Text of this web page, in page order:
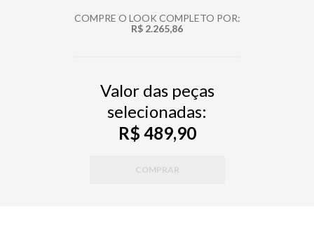
COMPRE O LOOK COMPLETO POR:
R$ 2.265,86
Valor das peças
selecionadas:
R$ 489,90
COMPRAR